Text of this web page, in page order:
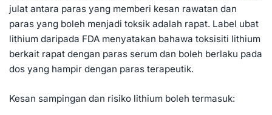
julat antara paras yang memberi kesan rawatan dan
paras yang boleh menjadi toksik adalah rapat. Label ubat
lithium daripada FDA menyatakan bahawa toksisiti lithium
berkait rapat dengan paras serum dan boleh berlaku pada
dos yang hampir dengan paras terapeutik.
Kesan sampingan dan risiko lithium boleh termasuk: